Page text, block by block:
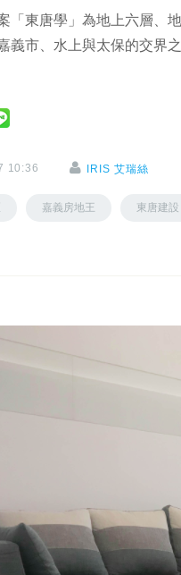
「東唐學」為地上六層、
義市、水上與太保的交界
10:36 IRIS 艾瑞絲
嘉義房地王 東唐建設